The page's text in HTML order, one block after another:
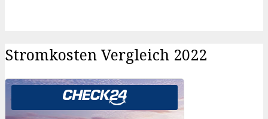
Stromkosten Vergleich 2022